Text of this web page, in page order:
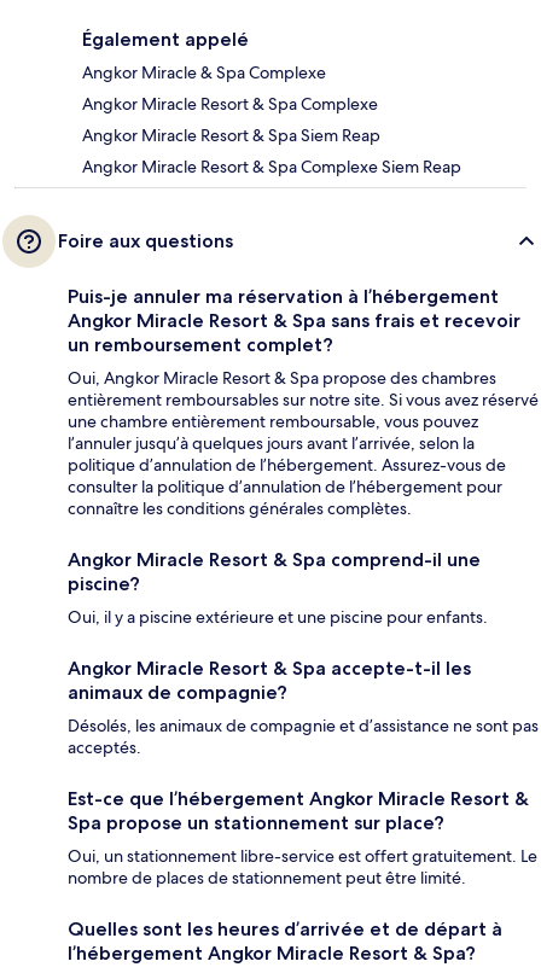
Également appelé
Angkor Miracle & Spa Complexe
Angkor Miracle Resort & Spa Complexe
Angkor Miracle Resort & Spa Siem Reap
Angkor Miracle Resort & Spa Complexe Siem Reap
Foire aux questions
Puis-je annuler ma réservation à l’hébergement
Angkor Miracle Resort & Spa sans frais et recevoir
un remboursement complet?
Oui, Angkor Miracle Resort & Spa propose des chambres
entièrement remboursables sur notre site. Si vous avez réservé
une chambre entièrement remboursable, vous pouvez
l’annuler jusqu’à quelques jours avant l’arrivée, selon la
politique d’annulation de l’hébergement. Assurez-vous de
consulter la politique d’annulation de l’hébergement pour
connaître les conditions générales complètes.
Angkor Miracle Resort & Spa comprend-il une
piscine?
Oui, il y a piscine extérieure et une piscine pour enfants.
Angkor Miracle Resort & Spa accepte-t-il les
animaux de compagnie?
Désolés, les animaux de compagnie et d’assistance ne sont pas
acceptés.
Est-ce que l’hébergement Angkor Miracle Resort &
Spa propose un stationnement sur place?
Oui, un stationnement libre-service est offert gratuitement. Le
nombre de places de stationnement peut être limité.
Quelles sont les heures d’arrivée et de départ à
l’hébergement Angkor Miracle Resort & Spa?